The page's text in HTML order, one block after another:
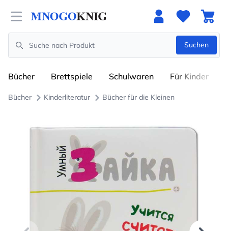
Open menu
Search
Suchen
Bücher Brettspiele Schulwaren Für Kinder
Bücher Kinderliteratur Bücher für die Kleinen